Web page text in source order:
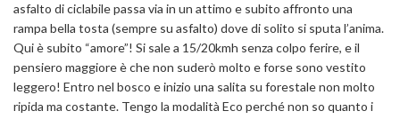
asfalto di ciclabile passa via in un attimo e subito affronto una
rampa bella tosta (sempre su asfalto) dove di solito si sputa l’anima.
Qui è subito “amore”! Si sale a 15/20kmh senza colpo ferire, e il
pensiero maggiore è che non suderò molto e forse sono vestito
leggero! Entro nel bosco e inizio una salita su forestale non molto
ripida ma costante. Tengo la modalità Eco perché non so quanto i